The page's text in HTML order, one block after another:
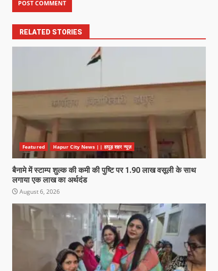
RELATED STORIES
Featured Hapur City News || हापुड़ शहर न्यूज़
बैनामे में स्टाम्प शुल्क की कमी की पुष्टि पर 1.90 लाख वसूली के साथ
लगाया एक लाख का अर्थदंड
August 6, 2026